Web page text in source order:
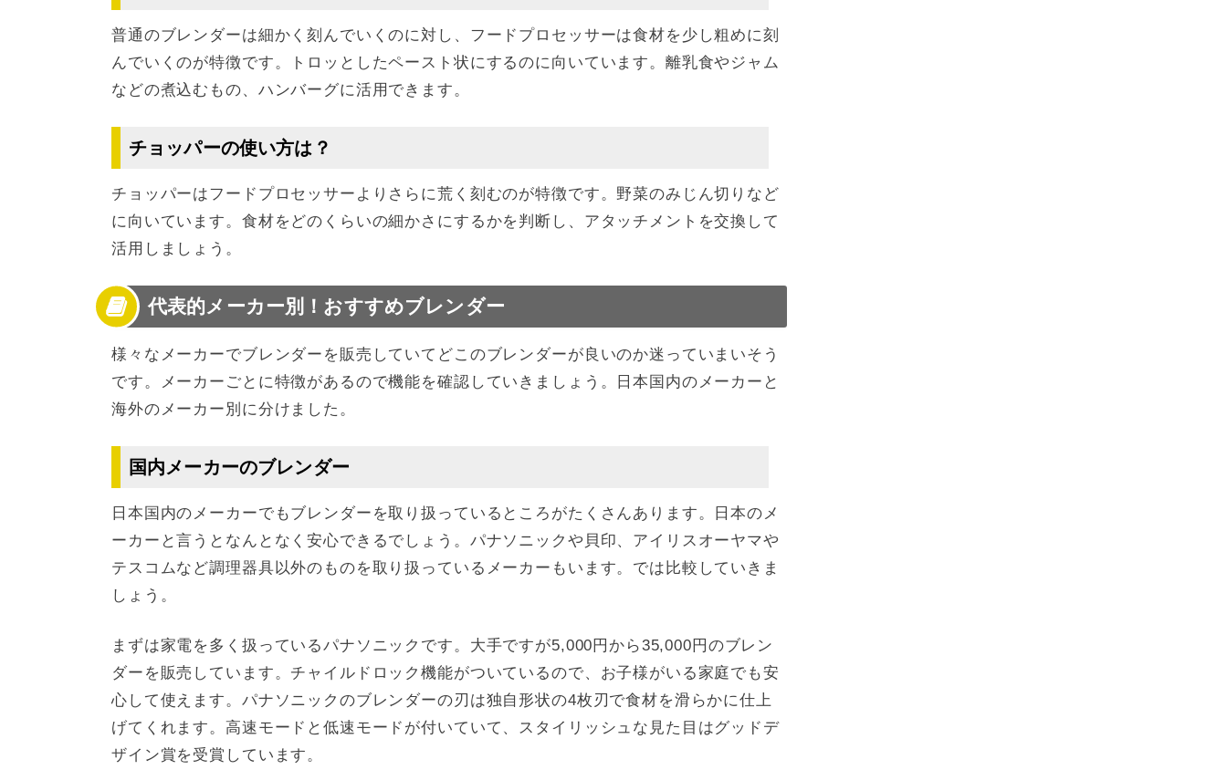
普通のブレンダーは細かく刻んでいくのに対し、フードプロセッサーは食材を少し粗めに刻
んでいくのが特徴です。トロッとしたペースト状にするのに向いています。離乳食やジャム
などの煮込むもの、ハンバーグに活用できます。
チョッパーの使い方は？
チョッパーはフードプロセッサーよりさらに荒く刻むのが特徴です。野菜のみじん切りなど
に向いています。食材をどのくらいの細かさにするかを判断し、アタッチメントを交換して
活用しましょう。
代表的メーカー別！おすすめブレンダー
様々なメーカーでブレンダーを販売していてどこのブレンダーが良いのか迷っていまいそう
です。メーカーごとに特徴があるので機能を確認していきましょう。日本国内のメーカーと
海外のメーカー別に分けました。
国内メーカーのブレンダー
日本国内のメーカーでもブレンダーを取り扱っているところがたくさんあります。日本のメ
ーカーと言うとなんとなく安心できるでしょう。パナソニックや貝印、アイリスオーヤマや
テスコムなど調理器具以外のものを取り扱っているメーカーもいます。では比較していきま
しょう。
まずは家電を多く扱っているパナソニックです。大手ですが5,000円から35,000円のブレン
ダーを販売しています。チャイルドロック機能がついているので、お子様がいる家庭でも安
心して使えます。パナソニックのブレンダーの刃は独自形状の4枚刃で食材を滑らかに仕上
げてくれます。高速モードと低速モードが付いていて、スタイリッシュな見た目はグッドデ
ザイン賞を受賞しています。